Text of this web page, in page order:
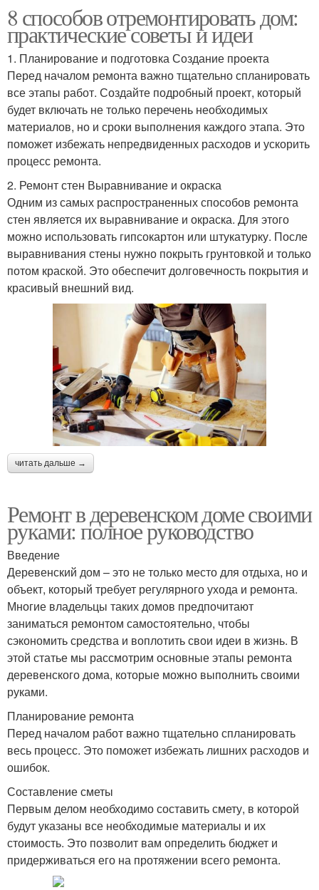
8 способов отремонтировать дом:
практические советы и идеи
1. Планирование и подготовка Создание проекта
Перед началом ремонта важно тщательно спланировать
все этапы работ. Создайте подробный проект, который
будет включать не только перечень необходимых
материалов, но и сроки выполнения каждого этапа. Это
поможет избежать непредвиденных расходов и ускорить
процесс ремонта.
2. Ремонт стен Выравнивание и окраска
Одним из самых распространенных способов ремонта
стен является их выравнивание и окраска. Для этого
можно использовать гипсокартон или штукатурку. После
выравнивания стены нужно покрыть грунтовкой и только
потом краской. Это обеспечит долговечность покрытия и
красивый внешний вид.
читать дальше →
Ремонт в деревенском доме своими
руками: полное руководство
Введение
Деревенский дом – это не только место для отдыха, но и
объект, который требует регулярного ухода и ремонта.
Многие владельцы таких домов предпочитают
заниматься ремонтом самостоятельно, чтобы
сэкономить средства и воплотить свои идеи в жизнь. В
этой статье мы рассмотрим основные этапы ремонта
деревенского дома, которые можно выполнить своими
руками.
Планирование ремонта
Перед началом работ важно тщательно спланировать
весь процесс. Это поможет избежать лишних расходов и
ошибок.
Составление сметы
Первым делом необходимо составить смету, в которой
будут указаны все необходимые материалы и их
стоимость. Это позволит вам определить бюджет и
придерживаться его на протяжении всего ремонта.